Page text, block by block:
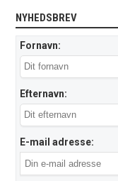
NYHEDSBREV
Fornavn:
Efternavn:
E-mail adresse: